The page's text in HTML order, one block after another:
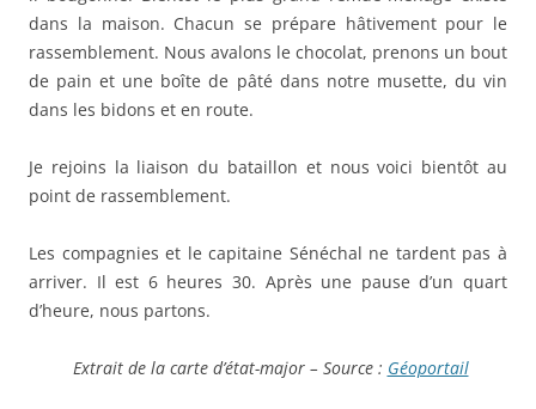
dans la maison. Chacun se prépare hâtivement pour le
rassemblement. Nous avalons le chocolat, prenons un bout
de pain et une boîte de pâté dans notre musette, du vin
dans les bidons et en route.
Je rejoins la liaison du bataillon et nous voici bientôt au
point de rassemblement.
Les compagnies et le capitaine Sénéchal ne tardent pas à
arriver. Il est 6 heures 30. Après une pause d’un quart
d’heure, nous partons.
Extrait de la carte d’état-major – Source : Géoportail